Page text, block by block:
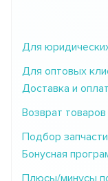
Для
Для оптовых
Доставка и
Возврат товаров
Подбор
Бонусная